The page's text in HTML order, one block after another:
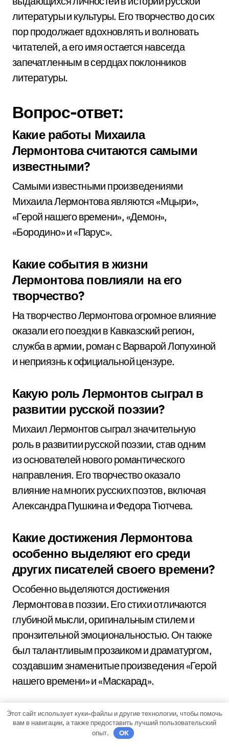
литературы и культуры. Его творчество до сих
пор продолжает вдохновлять и волновать
читателей, а его имя остается навсегда
запечатленным в сердцах поклонников
литературы.
Вопрос-ответ:
Какие работы Михаила
Лермонтова считаются самыми
известными?
Самыми известными произведениями
Михаила Лермонтова являются «Мцыри»,
«Герой нашего времени», «Демон»,
«Бородино» и «Парус».
Какие события в жизни
Лермонтова повлияли на его
творчество?
На творчество Лермонтова огромное влияние
оказали его поездки в Кавказский регион,
служба в армии, роман с Варварой Лопухиной
и неприязнь к официальной цензуре.
Какую роль Лермонтов сыграл в
развитии русской поэзии?
Михаил Лермонтов сыграл значительную
роль в развитии русской поэзии, став одним
из основателей нового романтического
направления. Его творчество оказало
влияние на многих русских поэтов, включая
Александра Пушкина и Федора Тютчева.
Какие достижения Лермонтова
особенно выделяют его среди
других писателей своего времени?
Особенно выделяются достижения
Лермонтова в поэзии. Его стихи отличаются
глубиной мысли, оригинальным стилем и
пронзительной эмоциональностью. Он также
был талантливым прозаиком и драматургом,
создавшим знаменитые произведения «Герой
нашего времени» и «Маскарад».
Какое место занимает Лермонтов
среди великих русских поэтов?
Этот сайт использует куки-файлы и другие технологии, чтобы помочь
вам в навигации, а также предоставить лучший пользовательский
опыт.
OK